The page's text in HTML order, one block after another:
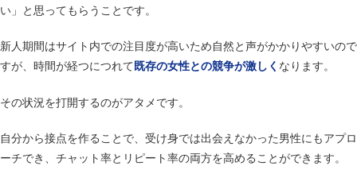
い」と思ってもらうことです。
新人期間はサイト内での注目度が高いため自然と声がかかりやすいので
すが、時間が経つにつれて既存の女性との競争が激しく なります。
その状況を打開するのがアタメです。
自分から接点を作ることで、受け身では出会えなかった男性にもアプロ
ーチでき、チャット率とリピート率の両方を高めることができます。